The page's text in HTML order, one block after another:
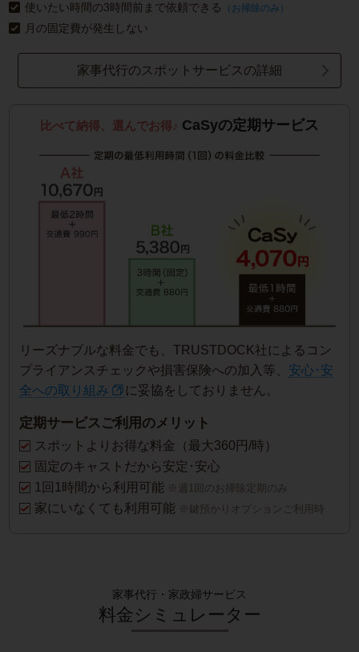
使いたい時間の3時間前まで依頼できる
（お掃除のみ）
月の固定費が発生しない
家事代行のスポットサービスの詳細
比べて納得、選んでお得♪ CaSyの定期サービス
リーズナブルな料金でも、TRUSTDOCK社によるコン
プライアンスチェックや損害保険への加入等、 安心･安
全への取り組み
に妥協をしておりません。
定期サービスご利用のメリット
スポットよりお得な料金（最大360円/時）
固定のキャストだから安定･安心
1回1時間から利用可能 ※週1回のお掃除定期のみ
家にいなくても利用可能 ※鍵預かりオプションご利用時
家事代行・家政婦サービス
料金シミュレーター